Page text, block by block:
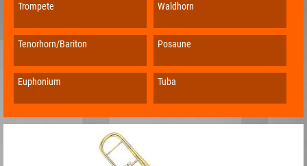
Trompete Waldhorn
Tenorhorn/Bariton Posaune
Euphonium Tuba